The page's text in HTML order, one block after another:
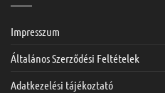
Impresszum
Általános Szerződési Feltételek
Adatkezelési tájékoztató